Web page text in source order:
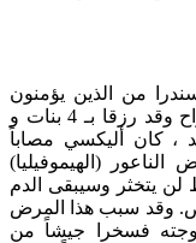
من الذين يؤمنون
بالمشعوذين والعرافين ومدعي تحضير لأرواح وقد رزقا بـ 4 بنات و
كان أليكسي مصاباً
(الهيموفيليا)
يتخثر وسيبقى الدم
وقد سبب هذا المرض
فسخرا جيشاً من